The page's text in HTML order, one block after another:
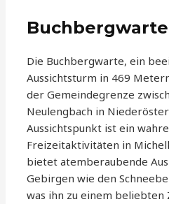
Buchbergwarte
Die Buchbergwarte, ein
Aussichtsturm in 469
der Gemeindegrenze
Neulengbach in
Aussichtspunkt ist ein
Freizeitaktivitäten in
bietet atemberaubende
Gebirgen wie den
was ihn zu einem